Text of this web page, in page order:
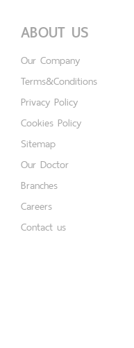
ABOUT US
Our Company
Terms&Conditions
Privacy Policy
Cookies Policy
Sitemap
Our Doctor
Branches
Careers
Contact us